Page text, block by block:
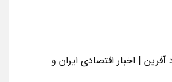
آفرین | اخبار اقتصادی ایران و